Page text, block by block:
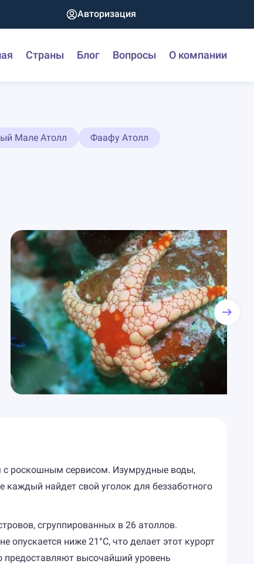
Авторизация
Страны Блог Вопросы О компании
Мале Атолл
Фаафу Атолл
с роскошным сервисом. Изумрудные воды,
найдет свой уголок для беззаботного
сгруппированных в 26 атоллов.
ниже 21°C, что делает этот курорт
предоставляют высочайший уровень